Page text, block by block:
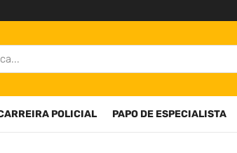
POLICIAL PAPO DE ESPECIALISTA